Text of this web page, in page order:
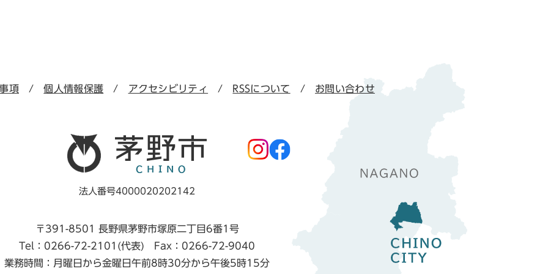
項 個人情報保護 アクセシビリティ RSSについて お問い合わせ
法人番号4000020202142
〒391-8501 長野県茅野市塚原二丁目6番1号
Tel：0266-72-2101(代表) Fax：0266-72-9040
業務時間：月曜日から金曜日午前8時30分から午後5時15分